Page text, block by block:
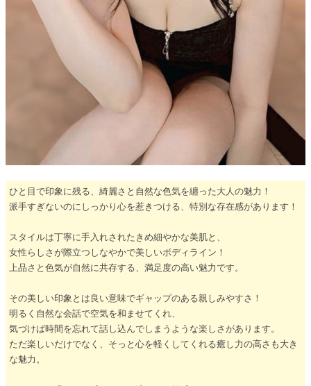
ひと目で印象に残る、綺麗さと自然な色気を纏った大人の魅力！
派手すぎないのにしっかり心を惹きつける、特別な存在感があります！
スタイルは丁寧に手入れされたきめ細やかな美肌と、
女性らしさが際立つしなやかで美しいボディライン！
上品さと色気が自然に共存する、満足度の高い魅力です。
その美しい印象とは良い意味でギャップのある親しみやすさ！
明るく自然な会話で空気を和ませてくれ、
気づけば時間を忘れて話し込んでしまうような楽しさがあります。
ただ楽しいだけでなく、そっと心を軽くしてくれる癒し力の高さも大き
な魅力。